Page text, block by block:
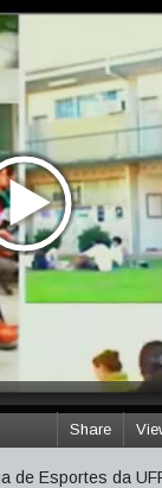
Share
de Esportes da